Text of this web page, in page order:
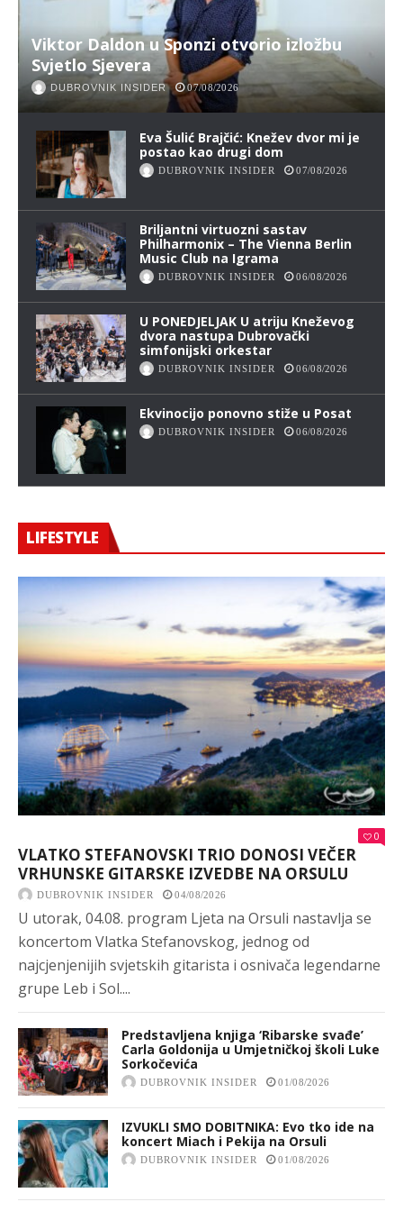
Viktor Daldon u Sponzi otvorio izložbu
Svjetlo Sjevera
DUBROVNIK INSIDER 07/08/2026
Eva Šulić Brajčić: Knežev dvor mi je
postao kao drugi dom
DUBROVNIK INSIDER 07/08/2026
Briljantni virtuozni sastav
Philharmonix – The Vienna Berlin
Music Club na Igrama
DUBROVNIK INSIDER 06/08/2026
U PONEDJELJAK U atriju Kneževog
dvora nastupa Dubrovački
simfonijski orkestar
DUBROVNIK INSIDER 06/08/2026
Ekvinocijo ponovno stiže u Posat
DUBROVNIK INSIDER 06/08/2026
LIFESTYLE
0
VLATKO STEFANOVSKI TRIO DONOSI VEČER
VRHUNSKE GITARSKE IZVEDBE NA ORSULU
DUBROVNIK INSIDER 04/08/2026
U utorak, 04.08. program Ljeta na Orsuli nastavlja se
koncertom Vlatka Stefanovskog, jednog od
najcjenjenijih svjetskih gitarista i osnivača legendarne
grupe Leb i Sol....
Predstavljena knjiga ‘Ribarske svađe’
Carla Goldonija u Umjetničkoj školi Luke
Sorkočevića
DUBROVNIK INSIDER 01/08/2026
IZVUKLI SMO DOBITNIKA: Evo tko ide na
koncert Miach i Pekija na Orsuli
DUBROVNIK INSIDER 01/08/2026